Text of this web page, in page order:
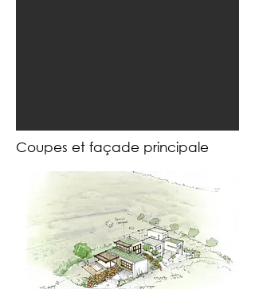
Coupes et façade principale